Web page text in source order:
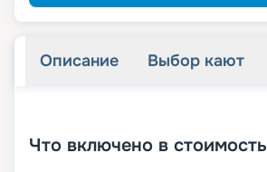
Описание Выбор кают
Что включено в стоимость